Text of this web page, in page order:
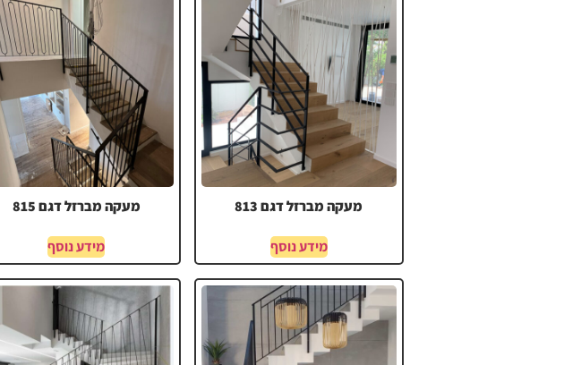
מעקה מברזל דגם 813
מידע נוסף
מעקה מברזל דגם 815
מידע נוסף